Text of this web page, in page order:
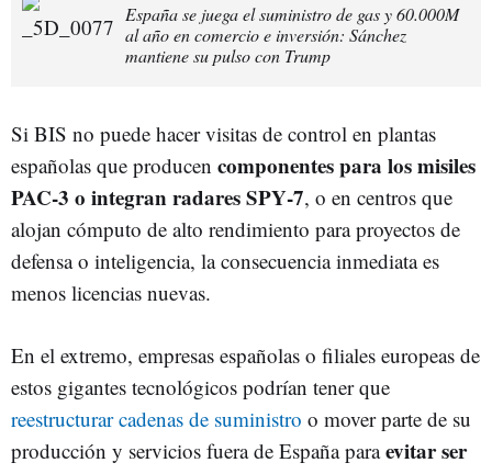
España se juega el suministro de gas y 60.000M
al año en comercio e inversión: Sánchez
mantiene su pulso con Trump
Si BIS no puede hacer visitas de control en plantas
españolas que producen componentes para los misiles
PAC‑3 o integran radares SPY‑7, o en centros que
alojan cómputo de alto rendimiento para proyectos de
defensa o inteligencia, la consecuencia inmediata es
menos licencias nuevas.
En el extremo, empresas españolas o filiales europeas de
estos gigantes tecnológicos podrían tener que
reestructurar cadenas de suministro o mover parte de su
producción y servicios fuera de España paraevitar ser